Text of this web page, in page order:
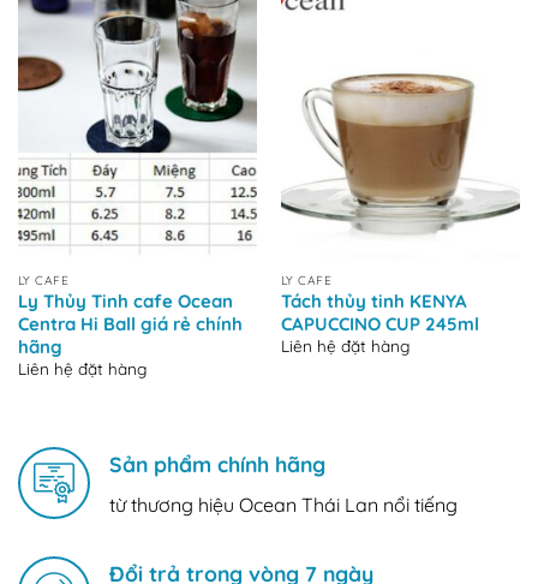
LY CAFE
Ly Thủy Tinh cafe Ocean
Centra Hi Ball giá rẻ chính
hãng
Liên hệ đặt hàng
LY CAFE
Tách thủy tinh KENYA
CAPUCCINO CUP 245ml
Liên hệ đặt hàng
Sản phẩm chính hãng
từ thương hiệu Ocean Thái Lan nổi tiếng
Đổi trả trong vòng 7 ngày